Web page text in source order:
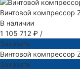
Винтовой компрессор
В наличии
1 105 712 ₽ /
Заказать
Винтовой компрессор
Заказать